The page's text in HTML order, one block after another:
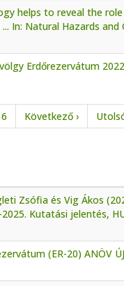
helps to reveal the
In: Natural Hazards and
Erdőrezervátum
6 Következő ›
Zsófia és Vig Ákos
Kutatási jelentés,
(ER-20) ANÖV